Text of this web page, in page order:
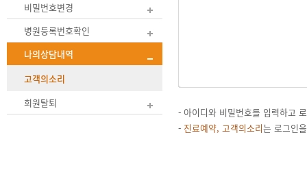
비밀번호변경
병원등록번호확인
나의상담내역
고객의소리
회원탈퇴
- 아이디와 비밀번호를 입력하고
- 진료예약, 고객의소리는 로그인